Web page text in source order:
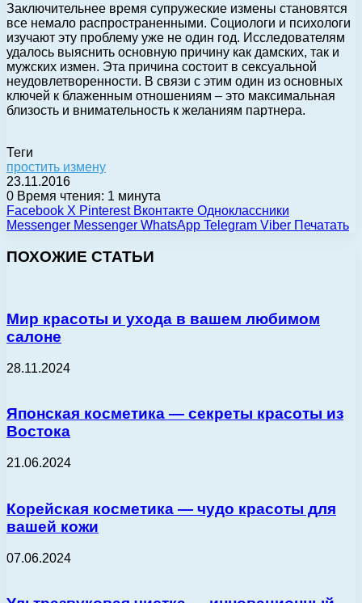
Заключительнее время супружеские измены становятся
все немало распространенными. Социологи и психологи
изучают эту проблему уже не один год. Исследователям
удалось выяснить основную причину как дамских, так и
мужских измен. Эта причина состоит в сексуальной
неудовлетворенности. В связи с этим один из основных
ключей к блаженным отношениям – это максимальная
близость и внимательность к желаниям партнера.
Теги
простить измену
23.11.2016
0 Время чтения: 1 минута
Facebook X Pinterest Вконтакте Одноклассники
Messenger Messenger WhatsApp Telegram Viber Печатать
ПОХОЖИЕ СТАТЬИ
Мир красоты и ухода в вашем любимом
салоне
28.11.2024
Японская косметика — секреты красоты из
Востока
21.06.2024
Корейская косметика — чудо красоты для
вашей кожи
07.06.2024